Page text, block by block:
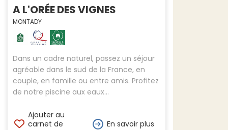
A L'ORÉE DES VIGNES
MONTADY
Dans un cadre naturel, passez un séjour
agréable dans le sud de la France, en
couple, en famille ou entre amis. Profitez
de notre piscine aux eaux...
Ajouter au
carnet de
En savoir plus